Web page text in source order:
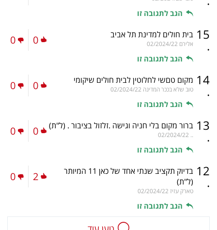
הגב לתגובה זו
15
.
בית חולים למדינת תל אביב
אלירם 02/2024/22
הגב לתגובה זו
0
0
14
.
מקום טםשי לחלוטין לבית חולים שיקומי
טוב שלא בככר המדינה 02/2024/22
הגב לתגובה זו
0
0
13
.
ברור מקום בלי חניה וגישה .זלזול בציבור . (ל"ת)
..
02/2024/22
הגב לתגובה זו
0
0
12
.
בדיוק תקציב שנתי אחד של כאן 11 המיותר
(ל"ת)
טארק עזיז 02/2024/22
הגב לתגובה זו
2
0